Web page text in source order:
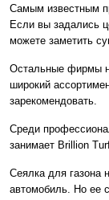
Самым известным
Если вы задались
можете заметить
Остальные фирмы
широкий
зарекомендовать.
Среди
занимает Brillion
Сеялка для газона
автомобиль. Но ее